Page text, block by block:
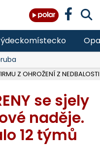
Z OHROŽENÍ Z NEDBALOSTI
se sjely
naděje.
12 týmů